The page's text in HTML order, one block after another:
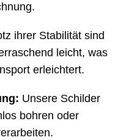
ihrer Stabilität sind
leicht, was
erleichtert.
Unsere Schilder
bohren oder